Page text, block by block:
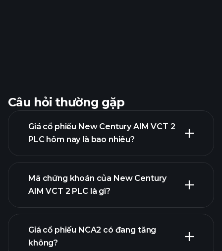
Câu hỏi thường gặp
Giá cổ phiếu New Century AIM VCT 2
PLC hôm nay là bao nhiêu?
biểu đồ nâng cao
Mã chứng khoán của New Century
AIM VCT 2 PLC là gì?
Giá cổ phiếu NCA2 có đang tăng
không?